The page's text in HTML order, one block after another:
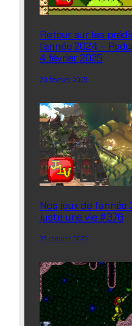
Retour sur les
l’année 2024 –
4 février 2025
20 février 2025
Nos jeux de l’année
juste une vie #376
23 janvier 2025